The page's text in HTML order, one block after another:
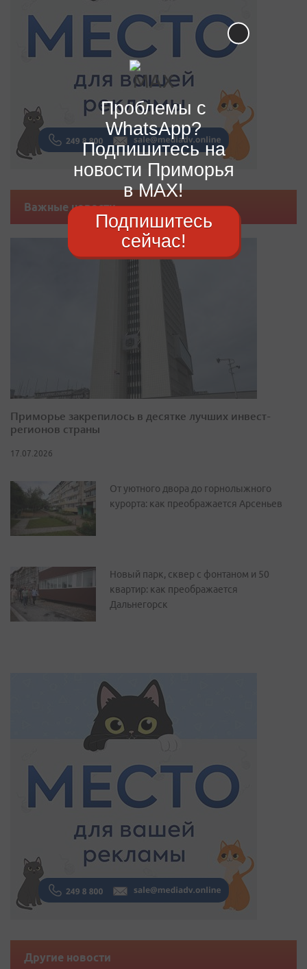
Важные новости
Приморье закрепилось в десятке лучших инвест-
регионов страны
17.07.2026
От уютного двора до горнолыжного
курорта: как преображается Арсеньев
Новый парк, сквер с фонтаном и 50
квартир: как преображается
Дальнегорск
Другие новости
Проблемы с
WhatsApp?
Подпишитесь на
новости Приморья
в MAX!
Подпишитесь
сейчас!